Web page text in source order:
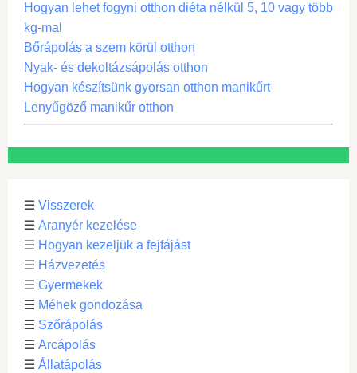
Hogyan lehet fogyni otthon diéta nélkül 5, 10 vagy több
kg-mal
Bőrápolás a szem körül otthon
Nyak- és dekoltázsápolás otthon
Hogyan készítsünk gyorsan otthon manikűrt
Lenyűgöző manikűr otthon
☰ Visszerek
☰ Aranyér kezelése
☰ Hogyan kezeljük a fejfájást
☰ Házvezetés
☰ Gyermekek
☰ Méhek gondozása
☰ Szőrápolás
☰ Arcápolás
☰ Állatápolás